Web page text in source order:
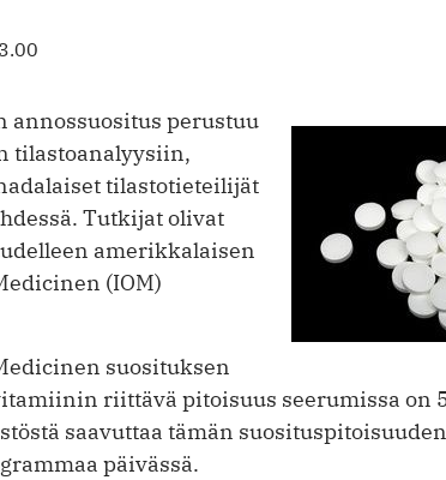
perustuu
tilastoanalyysiin,
tilastotieteilijät
Tutkijat olivat
amerikkalaisen
(IOM)
suosituksen
riittävä pitoisuus seerumissa on
saavuttaa tämän
päivässä.